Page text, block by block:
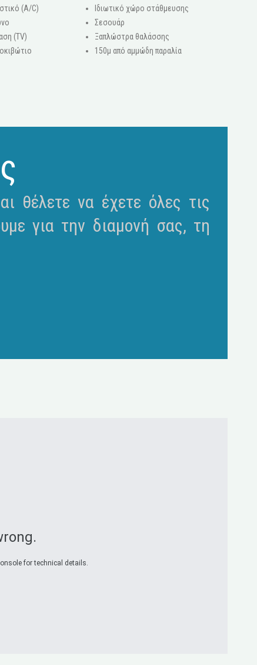
(A/C)
(ΤV)
Ιδιωτικό χώρο στάθμευσης
Σεσουάρ
Ξαπλώστρα θαλάσσης
150μ από αμμώδη παραλία
θέλετε να έχετε όλες τις
για την διαμονή σας, τη
for technical details.